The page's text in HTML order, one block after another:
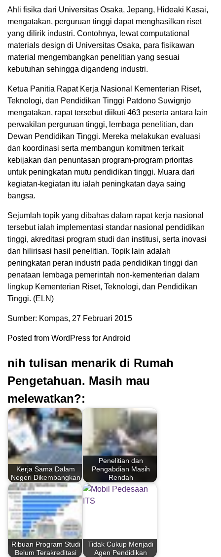
Ahli fisika dari Universitas Osaka, Jepang, Hideaki Kasai,
mengatakan, perguruan tinggi dapat menghasilkan riset
yang dilirik industri. Contohnya, lewat computational
materials design di Universitas Osaka, para fisikawan
material mengembangkan penelitian yang sesuai
kebutuhan sehingga digandeng industri.
Ketua Panitia Rapat Kerja Nasional Kementerian Riset,
Teknologi, dan Pendidikan Tinggi Patdono Suwignjo
mengatakan, rapat tersebut diikuti 463 peserta antara lain
perwakilan perguruan tinggi, lembaga penelitian, dan
Dewan Pendidikan Tinggi. Mereka melakukan evaluasi
dan koordinasi serta membangun komitmen terkait
kebijakan dan penuntasan program-program prioritas
untuk peningkatan mutu pendidikan tinggi. Muara dari
kegiatan-kegiatan itu ialah peningkatan daya saing
bangsa.
Sejumlah topik yang dibahas dalam rapat kerja nasional
tersebut ialah implementasi standar nasional pendidikan
tinggi, akreditasi program studi dan institusi, serta inovasi
dan hilirisasi hasil penelitian. Topik lain adalah
peningkatan peran industri pada pendidikan tinggi dan
penataan lembaga pemerintah non-kementerian dalam
lingkup Kementerian Riset, Teknologi, dan Pendidikan
Tinggi. (ELN)
Sumber: Kompas, 27 Februari 2015
Posted from WordPress for Android
nih tulisan menarik di Rumah
Pengetahuan. Masih mau
melewatkan?:
Kerja Sama Dalam
Negeri Dikembangkan
Penelitian dan
Pengabdian Masih
Rendah
Ribuan Program Studi
Belum Terakreditasi
Tidak Cukup Menjadi
Agen Pendidikan